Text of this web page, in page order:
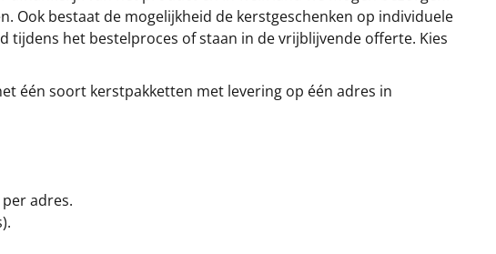
Ook bestaat de mogelijkheid de kerstgeschenken op individuele
het bestelproces of staan in de vrijblijvende offerte. Kies
één soort kerstpakketten met levering op één adres in
adres.